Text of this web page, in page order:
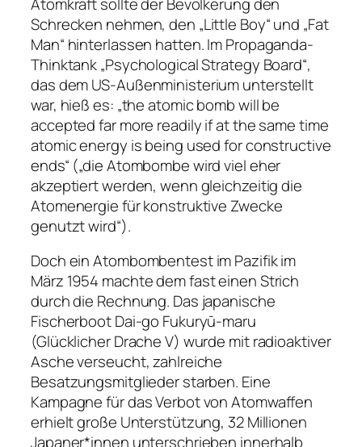
Schrecken nehmen, den „Little Boy“ und „Fat
Man“ hinterlassen hatten. Im Propaganda-
Thinktank „Psychological Strategy Board“,
das dem US-Außenministerium unterstellt
war, hieß es: „the atomic bomb will be
accepted far more readily if at the same time
atomic energy is being used for constructive
ends“ („die Atombombe wird viel eher
akzeptiert werden, wenn gleichzeitig die
Atomenergie für konstruktive Zwecke
genutzt wird“).
Doch ein Atombombentest im Pazifik im
März 1954 machte dem fast einen Strich
durch die Rechnung. Das japanische
Fischerboot Dai-go Fukuryū-maru
(Glücklicher Drache V) wurde mit radioaktiver
Asche verseucht, zahlreiche
Besatzungsmitglieder starben. Eine
Kampagne für das Verbot von Atomwaffen
erhielt große Unterstützung, 32 Millionen
Japaner*innen unterschrieben innerhalb